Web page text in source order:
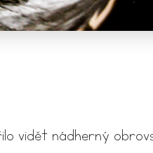
vidět nádherný